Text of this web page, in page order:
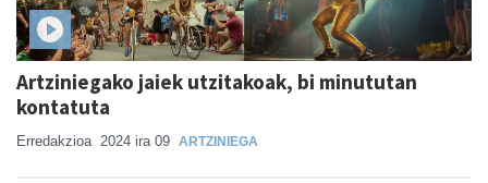
Artziniegako jaiek utzitakoak, bi minututan
kontatuta
Erredakzioa 2024 ira 09 ARTZINIEGA